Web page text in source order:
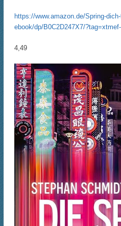
https://www.amazon.de/Spring-
ebook/dp/B0C2D247X7/?tag=xtmef-
4,49